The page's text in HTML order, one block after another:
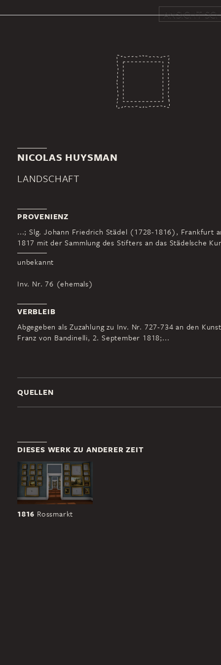
ANSICHT
NICOLAS HUYSMAN
LANDSCHAFT
PROVENIENZ
...; Slg. Johann Friedrich Städel (1728-1816), Frankfurt
1817 mit der Sammlung des Stifters an das Städelsche
unbekannt
Inv. Nr. 76 (ehemals)
VERBLEIB
Abgegeben als Zuzahlung zu Inv. Nr. 727-734 an den
Franz von Bandinelli, 2. September 1818;...
QUELLEN
DIESES WERK ZU ANDERER ZEIT
1816 Rossmarkt